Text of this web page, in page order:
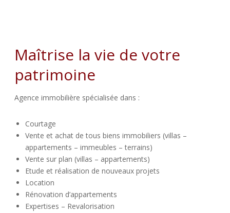
Maîtrise la vie de votre
patrimoine
Agence immobilière spécialisée dans :
Courtage
Vente et achat de tous biens immobiliers (villas –
appartements – immeubles – terrains)
Vente sur plan (villas – appartements)
Etude et réalisation de nouveaux projets
Location
Rénovation d’appartements
Expertises – Revalorisation